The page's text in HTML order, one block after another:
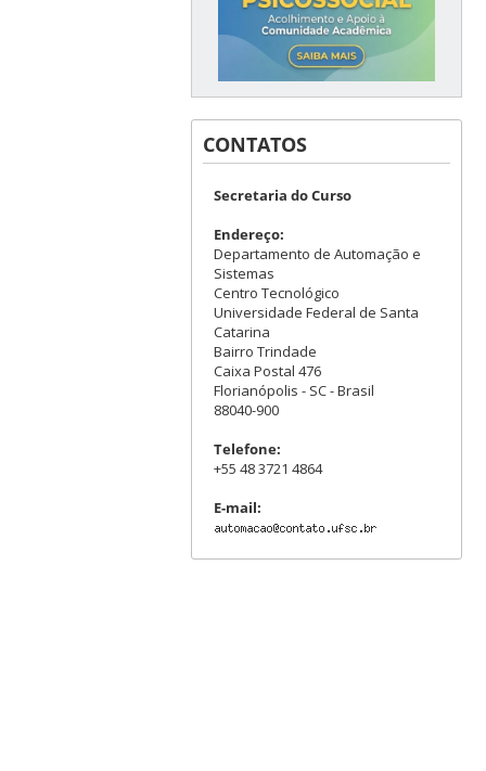
CONTATOS
Secretaria do Curso
Endereço:
Departamento de Automação e
Sistemas
Centro Tecnológico
Universidade Federal de Santa
Catarina
Bairro Trindade
Caixa Postal 476
Florianópolis - SC - Brasil
88040-900
Telefone:
+55 48 3721 4864
E-mail: